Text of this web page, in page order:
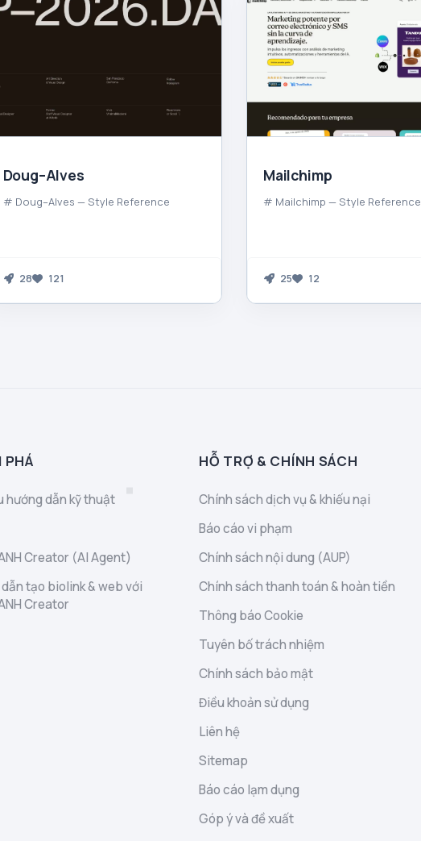
Doug–Alves
# Doug–Alves — Style Reference
28 121
Mailchimp
# Mailchimp — Style Reference
25 12
PHÁ
hướng dẫn kỹ thuật
Creator (AI Agent)
tạo biolink & web với
Creator
HỖ TRỢ & CHÍNH SÁCH
Chính sách dịch vụ & khiếu nại
Báo cáo vi phạm
Chính sách nội dung (AUP)
Chính sách thanh toán & hoàn tiền
Thông báo Cookie
Tuyên bố trách nhiệm
Chính sách bảo mật
Điều khoản sử dụng
Liên hệ
Sitemap
Báo cáo lạm dụng
Góp ý và đề xuất